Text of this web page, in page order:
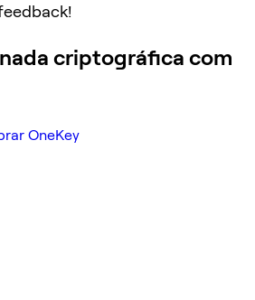
criptográfica com
OneKey